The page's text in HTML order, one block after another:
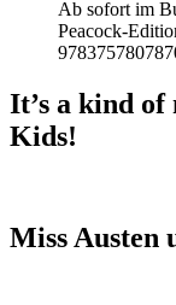
Ab sofort im
Peacock-
It’s a kind
Kids!
Miss Austen